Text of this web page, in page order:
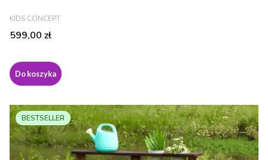
PRODUCENT
KIDS CONCEPT
Cena
599,00 zł
Do koszyka
BESTSELLER